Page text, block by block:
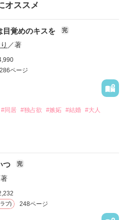
オススメ
目覚めのキスを 完
／著
286ページ
#同居 #独占欲 #嫉妬 #結婚 #大人
女の子にだらしない。
つ 完
ブ) 248ページ